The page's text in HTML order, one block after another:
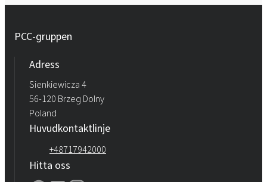
PCC-gruppen
Adress
Sienkiewicza 4
56-120 Brzeg Dolny
Poland
Huvudkontaktlinje
+48717942000
Hitta oss